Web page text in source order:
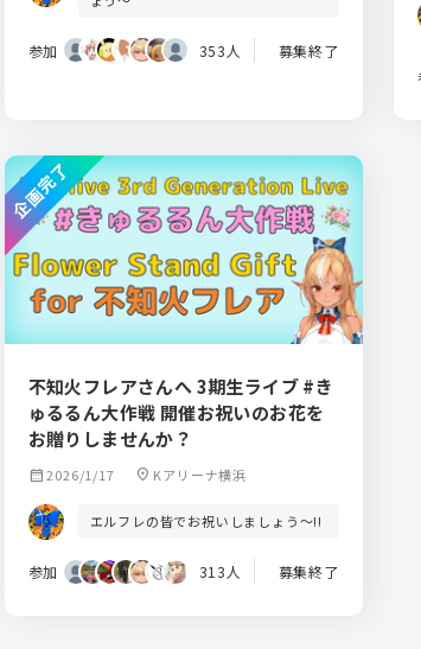
参加 353人 募集終了
不知火フレアさんへ 3期生ライブ #き
ゅるるん大作戦 開催お祝いのお花を
お贈りしませんか？
calendar_month2026/1/17 location_on Kアリーナ横浜
エルフレの皆でお祝いしましょう～!!
参加 313人 募集終了
企画完了